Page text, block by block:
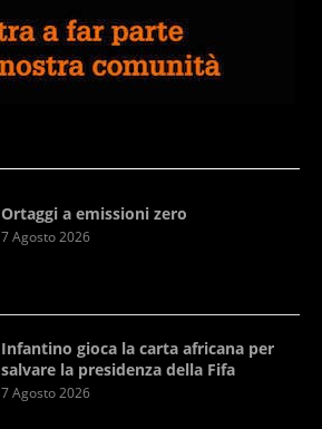
Ortaggi a emissioni zero
7 Agosto 2026
Infantino gioca la carta africana per
salvare la presidenza della Fifa
7 Agosto 2026